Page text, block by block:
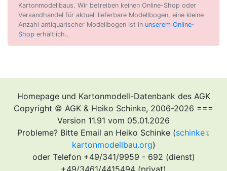
Kartonmodellbaus. Wir betreiben keinen Online-Shop oder
Versandhandel für aktuell lieferbare Modellbogen, eine kleine
Anzahl antiquarischer Modellbogen ist in unserem Online-
Shop erhältlich..
Homepage und Kartonmodell-Datenbank des AGK
Copyright © AGK & Heiko Schinke, 2006-2026 ===
Version 11.91 vom 05.01.2026
Probleme? Bitte Email an Heiko Schinke (schinke
kartonmodellbau.org)
oder Telefon +49/341/9959 - 692 (dienst)
+49/3461/4415494 (privat)